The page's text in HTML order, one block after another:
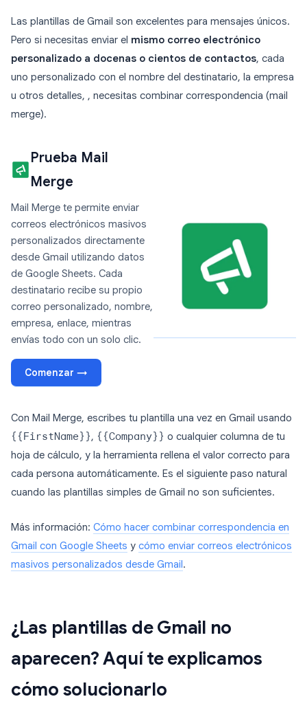
Las plantillas de Gmail son excelentes para mensajes únicos.
Pero si necesitas enviar el mismo correo electrónico
personalizado a docenas o cientos de contactos, cada
uno personalizado con el nombre del destinatario, la empresa
u otros detalles, , necesitas combinar correspondencia (mail
merge).
Prueba Mail
Merge
Mail Merge te permite enviar
correos electrónicos masivos
personalizados directamente
desde Gmail utilizando datos
de Google Sheets. Cada
destinatario recibe su propio
correo personalizado, nombre,
empresa, enlace, mientras
envías todo con un solo clic.
Comenzar →
Con Mail Merge, escribes tu plantilla una vez en Gmail usando
{{FirstName}}, {{Company}} o cualquier columna de tu
hoja de cálculo, y la herramienta rellena el valor correcto para
cada persona automáticamente. Es el siguiente paso natural
cuando las plantillas simples de Gmail no son suficientes.
Más información: Cómo hacer combinar correspondencia en
Gmail con Google Sheets y cómo enviar correos electrónicos
masivos personalizados desde Gmail .
¿Las plantillas de Gmail no
aparecen? Aquí te explicamos
cómo solucionarlo